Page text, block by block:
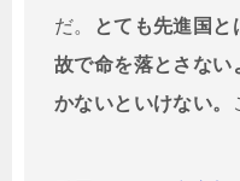
だ。
とても先進国
故で命を落とさない
かないといけない。